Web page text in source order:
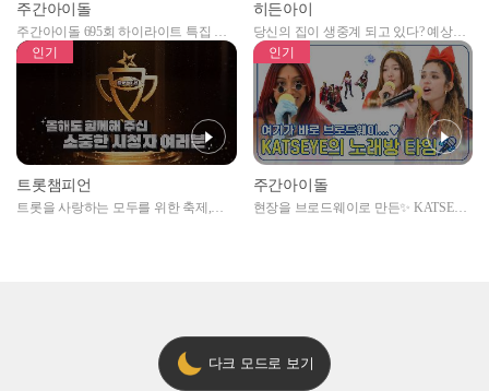
주간아이돌
주간아이돌 695회 하이라이트 특집 남
자아이돌편 예고
히든아이
당신의 집이 생중계 되고 있다? 예상치
못한 곳에서 일어나는 불법촬영 범죄!
인기
트롯챔피언
트롯을 사랑하는 모두를 위한 축제,
인기
주간아이돌
현장을 브로드웨이로 만든✨ KATSEYE
다크 모드로 보기